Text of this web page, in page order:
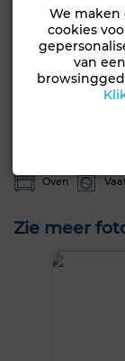
Uitzicht op de
Opslagruimte
Marokkaanse
Satelliet schotel
Oven
Zie meer
We maken
cookies
van